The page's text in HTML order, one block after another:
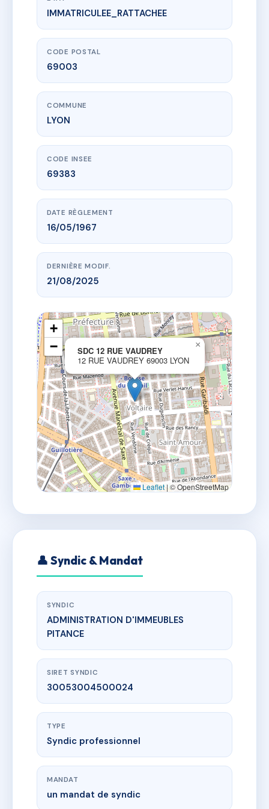
www.vme.plus/AA2525699
SDC 12 RUE VAUDREY
12 Rue Vaudrey
IMMATRICULEE_RATTACHEE
CODE POSTAL
69003
COMMUNE
LYON
CODE INSEE
69383
DATE RÈGLEMENT
16/05/1967
DERNIÈRE MODIF.
21/08/2025
SDC 12 RUE VAUDREY
12 RUE VAUDREY 69003 LYON
×
+
−
Leaflet|© OpenStreetMap
👤 Syndic & Mandat
SYNDIC
ADMINISTRATION D'IMMEUBLES
PITANCE
SIRET SYNDIC
30053004500024
TYPE
Syndic professionnel
MANDAT
un mandat de syndic